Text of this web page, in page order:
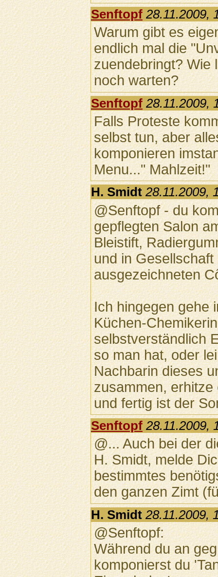
Senftopf 28.11.2009,
Warum gibt es
endlich mal die
zuendebringt? Wie
noch warten?
Senftopf 28.11.2009,
Falls Proteste
selbst tun, aber
komponieren
Menu..." Mahlzeit!"
H. Smidt 28.11.2009,
@Senftopf - du
gepflegten Salon
Bleistift,
und in
ausgezeichneten
Ich hingegen gehe
Küchen-
selbstverständlich
so man hat, oder
Nachbarin dieses
zusammen,
und fertig ist der
Senftopf 28.11.2009,
@... Auch bei der
H. Smidt, melde
bestimmtes
den ganzen Zimt
H. Smidt 28.11.2009,
@Senftopf:
Während du an
komponierst du